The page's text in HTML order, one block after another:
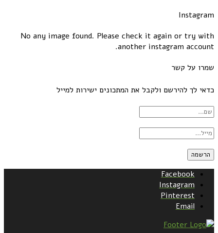
Instagram
No any image found. Please check it again or try with
another instagram account.
שמרו על קשר
כדאי לך להירשם ולקבל את המתכונים ישירות למייל
Facebook
Instagram
Pinterest
Email